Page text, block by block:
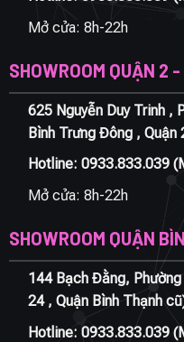
Mở cửa: 8h-22h
SHOWROOM QUẬN 2
625 Nguyễn Duy Trinh ,
Bình Trưng Đông ,
Hotline: 0933.833.039
Mở cửa: 8h-22h
SHOWROOM QUẬN
144 Bạch Đằng,
24 , Quận Bình Thạnh
Hotline: 0933.833.039